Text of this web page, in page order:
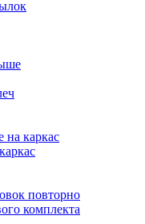
каркас
повторно
комплекта